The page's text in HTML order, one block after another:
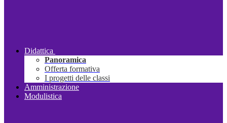
Didattica
Panoramica
Offerta formativa
I progetti delle classi
Amministrazione
Modulistica